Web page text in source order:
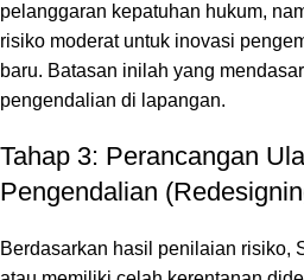
pelanggaran kepatuhan hukum,
risiko moderat untuk inovasi
baru. Batasan inilah yang
pengendalian di lapangan.
Tahap 3: Perancangan
Pengendalian
Berdasarkan hasil penilaian risiko,